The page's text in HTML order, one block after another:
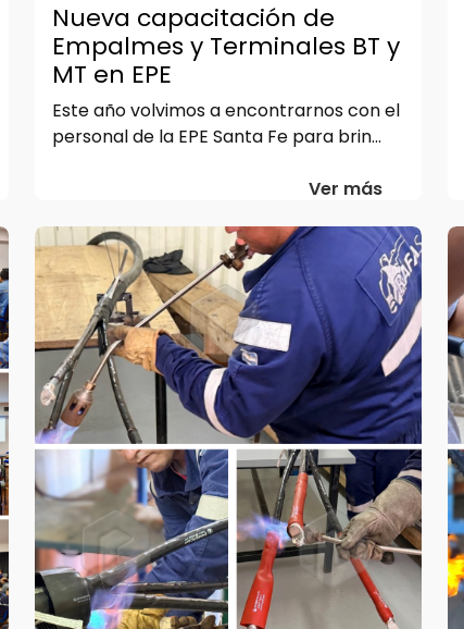
Nueva capacitación de
Empalmes y Terminales BT y
MT en EPE
Este año volvimos a encontrarnos con el
personal de la EPE Santa Fe para brin...
Ver más